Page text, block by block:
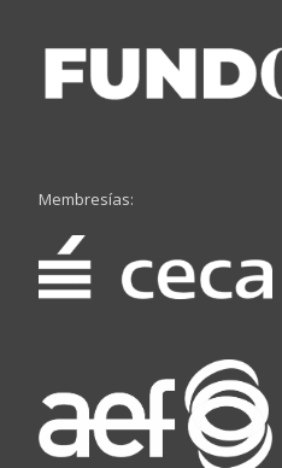
Membresías: